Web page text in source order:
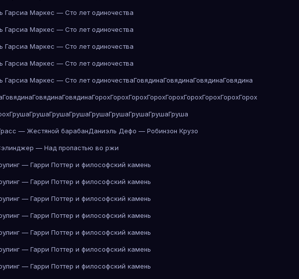
Гарсиа Маркес — Сто лет одиночества
Гарсиа Маркес — Сто лет одиночества
Гарсиа Маркес — Сто лет одиночества
Гарсиа Маркес — Сто лет одиночества
Гарсиа Маркес — Сто лет одиночестваГовядинаГовядинаГовядинаГовядина
ГовядинаГовядинаГовядинаГорохГорохГорохГорохГорохГорохГорохГорохГорох
ГрушаГрушаГрушаГрушаГрушаГрушаГрушаГрушаГруша
— Жестяной барабанДаниэль Дефо — Робинзон Крузо
— Над пропастью во ржи
— Гарри Поттер и философский камень
— Гарри Поттер и философский камень
— Гарри Поттер и философский камень
— Гарри Поттер и философский камень
— Гарри Поттер и философский камень
— Гарри Поттер и философский камень
— Гарри Поттер и философский камень